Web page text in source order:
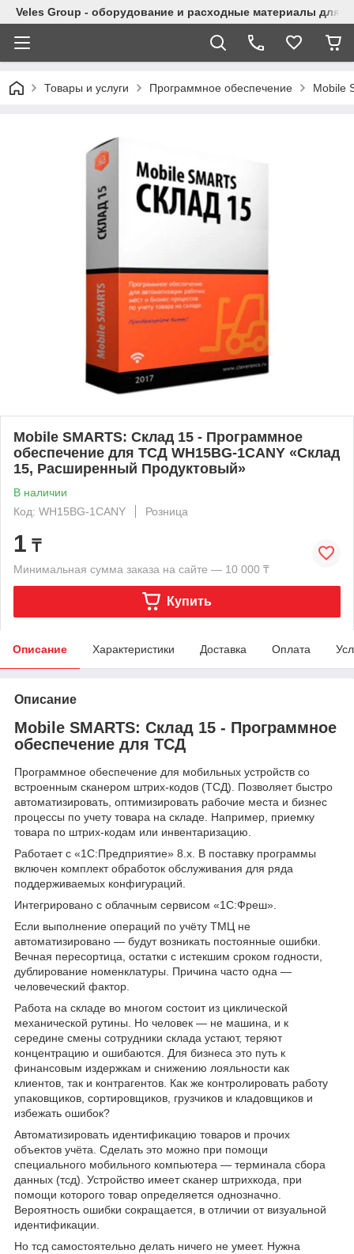
Veles Group - оборудование и расходные материалы для
Товары и услуги Программное обеспечение Mobile
Mobile SMARTS: Склад 15 - Программное
обеспечение для ТСД WH15BG-1CANY «Склад
15, Расширенный Продуктовый»
В наличии
Код: WH15BG-1CANY
Розница
1 ₸
Минимальная сумма заказа на сайте — 10 000 ₸
Купить
Описание Характеристики Доставка Оплата
Описание
Mobile SMARTS: Склад 15 - Программное
обеспечение для ТСД
Программное обеспечение для мобильных устройств со
встроенным сканером штрих-кодов (ТСД). Позволяет быстро
автоматизировать, оптимизировать рабочие места и бизнес
процессы по учету товара на складе. Например, приемку
товара по штрих-кодам или инвентаризацию.
Работает c «1С:Предприятие» 8.x. В поставку программы
включен комплект обработок обслуживания для ряда
поддерживаемых конфигураций.
Интегрировано с облачным сервисом «1С:Фреш».
Если выполнение операций по учёту ТМЦ не
автоматизировано — будут возникать постоянные ошибки.
Вечная пересортица, остатки с истекшим сроком годности,
дублирование номенклатуры. Причина часто одна —
человеческий фактор.
Работа на складе во многом состоит из циклической
механической рутины. Но человек — не машина, и к
середине смены сотрудники склада устают, теряют
концентрацию и ошибаются. Для бизнеса это путь к
финансовым издержкам и снижению лояльности как
клиентов, так и контрагентов. Как же контролировать работу
упаковщиков, сортировщиков, грузчиков и кладовщиков и
избежать ошибок?
Автоматизировать идентификацию товаров и прочих
объектов учёта. Сделать это можно при помощи
специального мобильного компьютера — терминала сбора
данных (тсд). Устройство имеет сканер штрихкода, при
помощи которого товар определяется однозначно.
Вероятность ошибки сокращается, в отличии от визуальной
идентификации.
Но тсд самостоятельно делать ничего не умеет. Нужна